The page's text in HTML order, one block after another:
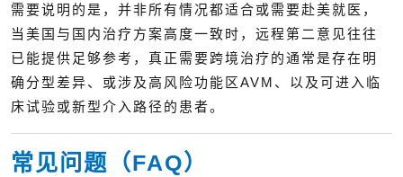
需要说明的是，并非所有情况都适合或需要赴美就医，
当美国与国内治疗方案高度一致时，远程第二意见往往
已能提供足够参考，真正需要跨境治疗的通常是存在明
确分型差异、或涉及高风险功能区AVM、以及可进入临
床试验或新型介入路径的患者。
常见问题（FAQ）